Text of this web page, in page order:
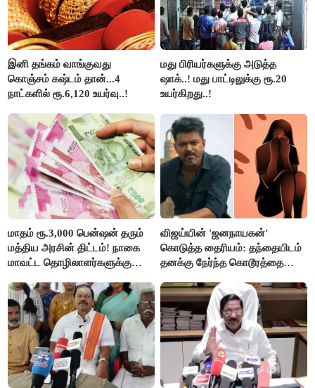
இனி தங்கம் வாங்குவது
கொஞ்சம் கஷ்டம் தான்...4
நாட்களில் ரூ.6,120 உயர்வு..!
மது பிரியர்களுக்கு அடுத்த
ஷாக்..! மது பாட்டிலுக்கு ரூ.20
உயர்கிறது..!
மாதம் ரூ.3,000 பென்ஷன் தரும்
மத்திய அரசின் திட்டம்! நாகை
மாவட்ட தொழிலாளர்களுக்கு
செய்தி!
விஜய்யின் 'ஜனநாயகன்'
கொடுத்த தைரியம்: தந்தையிடம்
தனக்கு நேர்ந்த கொடூரத்தை